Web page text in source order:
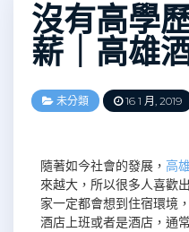
沒有高學
薪｜高雄
未分類 16 1 月, 2019
隨著如今社會的發展， 高
來越大，所以很多人喜歡
家一定都會想到住宿環境
酒店上班或者是酒店，通